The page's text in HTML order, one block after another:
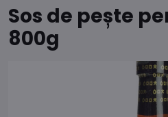
Sos de pește
800g